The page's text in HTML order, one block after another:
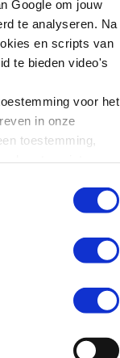
Google om jouw
te analyseren. Na
en scripts van
te bieden video's
voor het
in onze
toestemming,